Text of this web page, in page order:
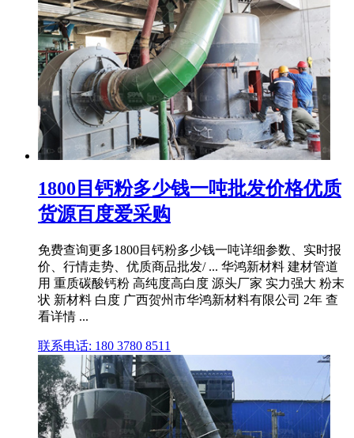
1800目钙粉多少钱一吨批发价格优质
货源百度爱采购
免费查询更多1800目钙粉多少钱一吨详细参数、实时报
价、行情走势、优质商品批发/ ... 华鸿新材料 建材管道
用 重质碳酸钙粉 高纯度高白度 源头厂家 实力强大 粉末
状 新材料 白度 广西贺州市华鸿新材料有限公司 2年 查
看详情 ...
联系电话: 180 3780 8511